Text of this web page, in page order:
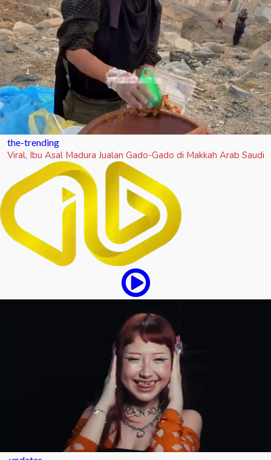
the-trending
Viral, Ibu Asal Madura Jualan Gado-Gado di Makkah Arab Saudi